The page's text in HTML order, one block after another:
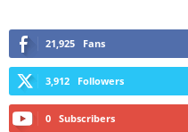
21,925 Fans
3,912 Followers
0 Subscribers